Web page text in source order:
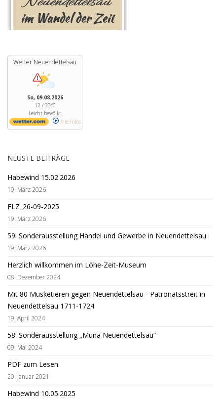
Wetter Neuendettelsau
So, 09.08.2026
12 / 33°C
Leicht bewölkt
Alle Infos
NEUSTE BEITRÄGE
Habewind 15.02.2026
19. März 2026
FLZ_26-09-2025
19. März 2026
59. Sonderausstellung Handel und Gewerbe in Neuendettelsau
19. März 2026
Herzlich willkommen im Löhe-Zeit-Museum
08. Dezember 2024
Mit 80 Musketieren gegen Neuendettelsau - Patronatsstreit in
Neuendettelsau 1711-1724
19. April 2024
58. Sonderausstellung „Muna Neuendettelsau“
09. Mai 2024
PDF zum Lesen
20. Januar 2021
Habewind 10.05.2025